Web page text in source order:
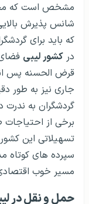
مشخص است که
شانس پذیرش
که باید برای
در کشور لیبی
قرض الحسنه پس
جاری نیز به طور
گردشگران به
برخی از
تسهیلاتی این
سپرده های کوتاه
مسیر خوب
حمل و نقل در